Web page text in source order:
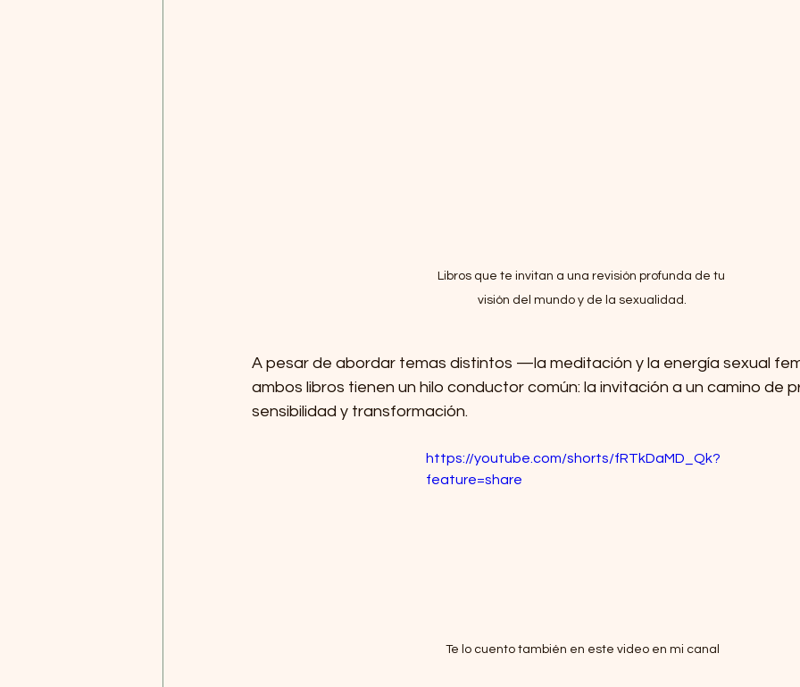
Libros que te invitan a una revisión profunda de tu
visión del mundo y de la sexualidad.
A pesar de abordar temas distintos —la meditación y la energía sexual
ambos libros tienen un hilo conductor común: la invitación a un camino de
sensibilidad y transformación.
https://youtube.com/shorts/fRTkDaMD_Qk?
feature=share
Te lo cuento también en este video en mi canal